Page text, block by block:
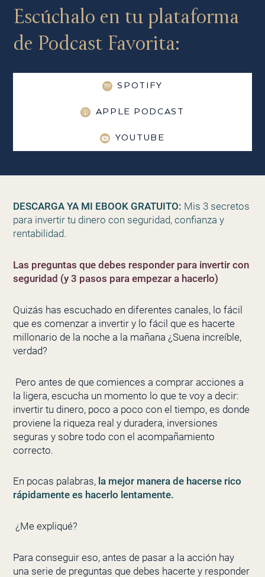
Escúchalo en tu plataforma
de Podcast Favorita:
SPOTIFY
APPLE PODCAST
YOUTUBE
DESCARGA YA MI EBOOK GRATUITO: Mis 3 secretos
para invertir tu dinero con seguridad, confianza y
rentabilidad.
Las preguntas que debes responder para invertir con
seguridad (y 3 pasos para empezar a hacerlo)
Quizás has escuchado en diferentes canales, lo fácil
que es comenzar a invertir y lo fácil que es hacerte
millonario de la noche a la mañana ¿Suena increíble,
verdad?
Pero antes de que comiences a comprar acciones a
la ligera, escucha un momento lo que te voy a decir:
invertir tu dinero, poco a poco con el tiempo, es donde
proviene la riqueza real y duradera, inversiones
seguras y sobre todo con el acompañamiento
correcto.
En pocas palabras, la mejor manera de hacerse rico
rápidamente es hacerlo lentamente.
¿Me expliqué?
Para conseguir eso, antes de pasar a la acción hay
una serie de preguntas que debes hacerte y responder